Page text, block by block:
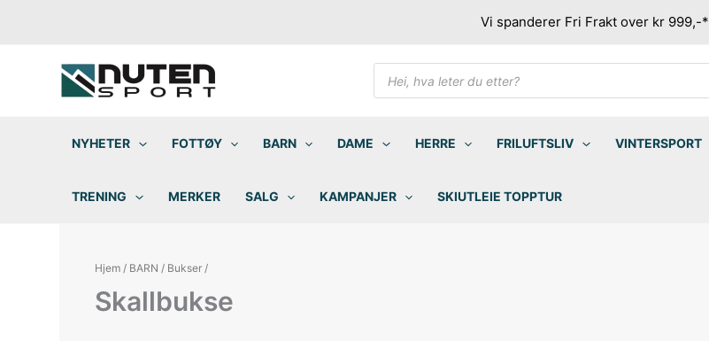
Vi spanderer Fri Frakt over kr 999,-*
Products
search
NYHETER FOTTØY BARN DAME HERRE FRILUFTSLIV VINTERSPORT
TRENING MERKER SALG KAMPANJER SKIUTLEIE TOPPTUR
Hjem / BARN / Bukser /
Skallbukse